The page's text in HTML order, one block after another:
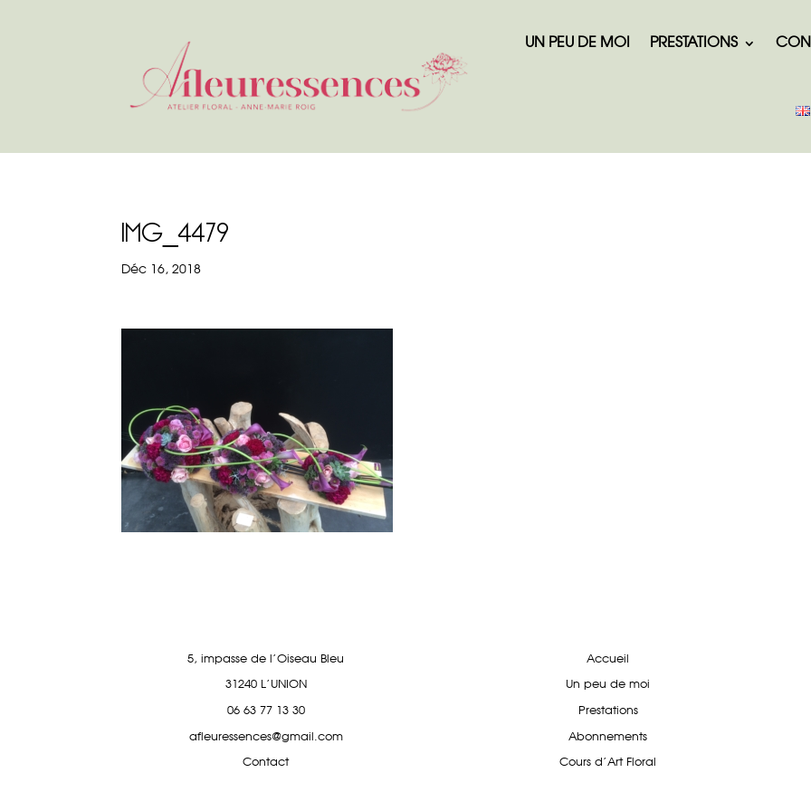
UN PEU DE MOI PRESTATIONS
IMG_4479
Déc 16, 2018
5, impasse de l'Oiseau Bleu
31240 L'UNION
06 63 77 13 30
afleuressences@gmail.com
Contact
Accueil
Un peu de moi
Prestations
Abonnements
Cours d'Art Floral